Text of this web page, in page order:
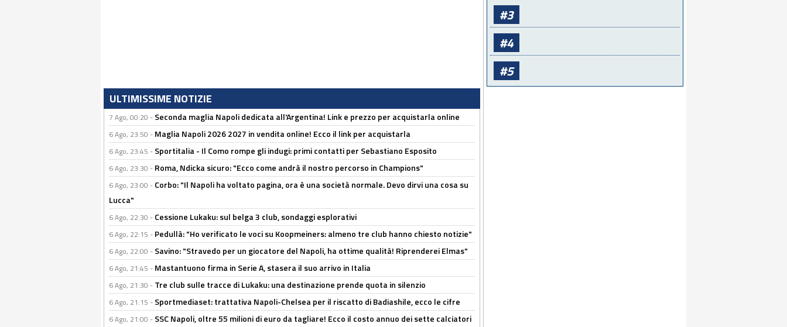
ULTIMISSIME NOTIZIE
7 Ago, 00:20 - Seconda maglia Napoli dedicata all'Argentina! Link e prezzo per acquistarla online
6 Ago, 23:50 - Maglia Napoli 2026 2027 in vendita online! Ecco il link per acquistarla
6 Ago, 23:45 - Sportitalia - Il Como rompe gli indugi: primi contatti per Sebastiano Esposito
6 Ago, 23:30 - Roma, Ndicka sicuro: "Ecco come andrà il nostro percorso in Champions"
6 Ago, 23:00 - Corbo: "Il Napoli ha voltato pagina, ora è una società normale. Devo dirvi una cosa su
Lucca"
6 Ago, 22:30 - Cessione Lukaku: sul belga 3 club, sondaggi esplorativi
6 Ago, 22:15 - Pedullà: "Ho verificato le voci su Koopmeiners: almeno tre club hanno chiesto notizie"
6 Ago, 22:00 - Savino: "Stravedo per un giocatore del Napoli, ha ottime qualità! Riprenderei Elmas"
6 Ago, 21:45 - Mastantuono firma in Serie A, stasera il suo arrivo in Italia
6 Ago, 21:30 - Tre club sulle tracce di Lukaku: una destinazione prende quota in silenzio
6 Ago, 21:15 - Sportmediaset: trattativa Napoli-Chelsea per il riscatto di Badiashile, ecco le cifre
6 Ago, 21:00 - SSC Napoli, oltre 55 milioni di euro da tagliare! Ecco il costo annuo dei sette calciatori
#3
#4
#5